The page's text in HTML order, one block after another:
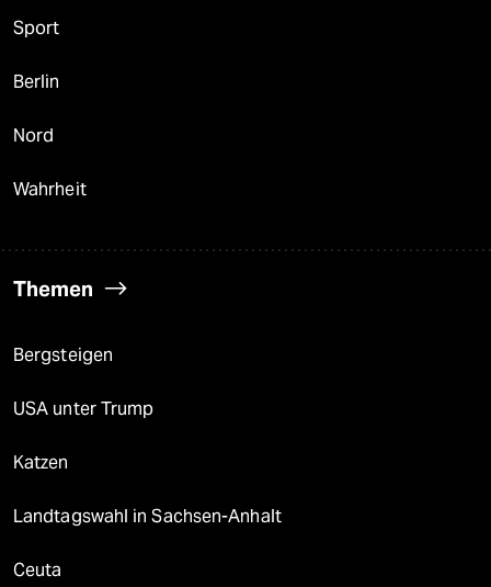
Sport
Berlin
Nord
Wahrheit
Themen
Bergsteigen
USA unter Trump
Katzen
Landtagswahl in Sachsen-Anhalt
Ceuta